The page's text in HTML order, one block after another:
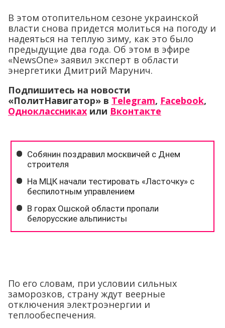
В этом отопительном сезоне украинской
власти снова придется молиться на погоду и
надеяться на теплую зиму, как это было
предыдущие два года. Об этом в эфире
«NewsOne» заявил эксперт в области
энергетики Дмитрий Марунич.
Подпишитесь на новости
«ПолитНавигатор» в Telegram, Facebook,
Одноклассниках или Вконтакте
По его словам, при условии сильных
заморозков, страну ждут веерные
отключения электроэнергии и
теплообеспечения.